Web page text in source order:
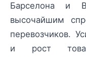
Барселона и
высочайшим
перевозчиков.
и рост